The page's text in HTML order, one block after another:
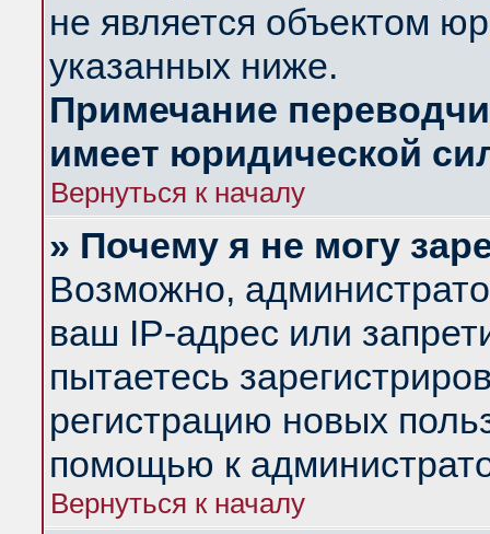
не является объектом
указанных ниже.
Примечание
имеет юридической
Вернуться к началу
» Почему я не могу
Возможно,
ваш IP-адрес или
пытаетесь
регистрацию новых
помощью к
Вернуться к началу